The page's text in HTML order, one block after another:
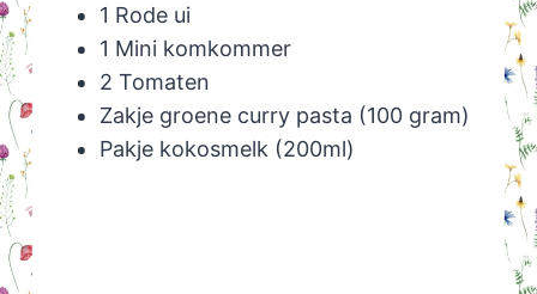
1 Rode ui
1 Mini komkommer
2 Tomaten
Zakje groene curry pasta (100 gram)
Pakje kokosmelk (200ml)